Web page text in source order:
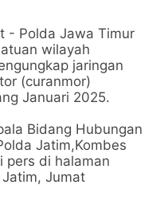
- Polda Jawa Timur
wilayah
jaringan
(curanmor)
Januari 2025.
Bidang Hubungan
Jatim,Kombes
pers di halaman
Jumat